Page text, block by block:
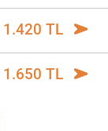
1.420 TL
1.650 TL